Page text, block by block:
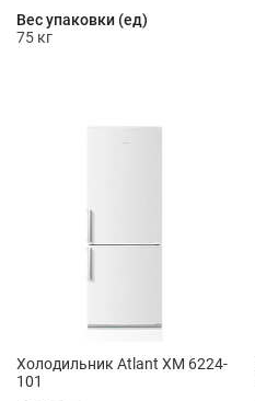
Вес упаковки (ед)
75 кг
Холодильник Atlant ХМ 6224-
101